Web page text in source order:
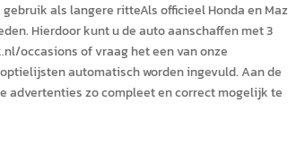
als langere ritteAls officieel Honda en
Hierdoor kunt u de auto aanschaffen met 3
occasions of vraag het een van onze
automatisch worden ingevuld. Aan de
advertenties zo compleet en correct mogelijk te